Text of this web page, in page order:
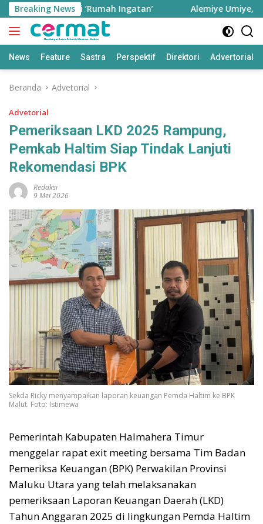
Langsung
ke
konten
Breaking News
sebagai ‘Rumah Ingatan’ Alemiye Umiye,
News Feature Sastra Perspektif Direktori Advertorial
Beranda Advetorial
Advetorial
Pemeriksaan LKD 2025 Rampung,
Pemkab Haltim Siap Tindak Lanjuti
Rekomendasi BPK
Redaksi
9 Mei 2026
Sekda Ricky menyampaikan laporan keuangan Pemda Haltim ke BPK
Malut. Foto: Istimewa
Pemerintah Kabupaten Halmahera Timur
menggelar rapat exit meeting bersama Tim Badan
Pemeriksa Keuangan (BPK) Perwakilan Provinsi
Maluku Utara yang telah melaksanakan
pemeriksaan Laporan Keuangan Daerah (LKD)
Tahun Anggaran 2025 di lingkungan Pemda Haltim